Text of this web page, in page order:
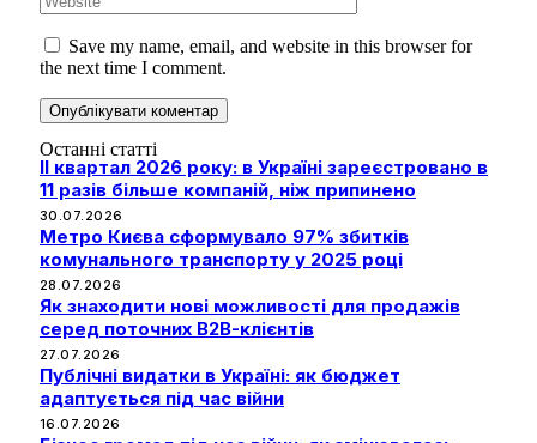
Save my name, email, and website in this browser for
the next time I comment.
Останні статті
II квартал 2026 року: в Україні зареєстровано в
11 разів більше компаній, ніж припинено
30.07.2026
Метро Києва сформувало 97% збитків
комунального транспорту у 2025 році
28.07.2026
Як знаходити нові можливості для продажів
серед поточних B2B-клієнтів
27.07.2026
Публічні видатки в Україні: як бюджет
адаптується під час війни
16.07.2026